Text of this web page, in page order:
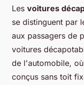
Les voitures
se distinguent par
aux passagers de
voitures
de l'automobile,
conçus sans toit